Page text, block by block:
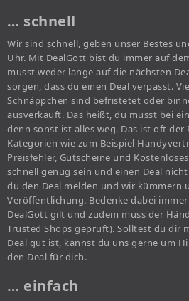
… schnell
Wir sind schnell, geben unser Bestes
Uhr. Mit DealGott bist du immer auf
musst weder lange auf die nächsten
sorgen, dass du einen Deal verpasst.
Schnäppchen sind befristetet oder
ausverkauft. Das heißt, du musst bei
denn sonst ist alles weg. Das ist oft der
Kategorien wie zum Beispiel
Preisfehler, Gutscheine und
schnell genug sein und einen Deal
du den Deal melden und wir kümmern
Veröffentlichung. Bedenke dabei immer
DealGott gilt und zudem muss der
Trusted Shops geprüft). Solltest du dir
Deal gut ist, kannst du uns gerne um
den Deal für dich.
… einfach